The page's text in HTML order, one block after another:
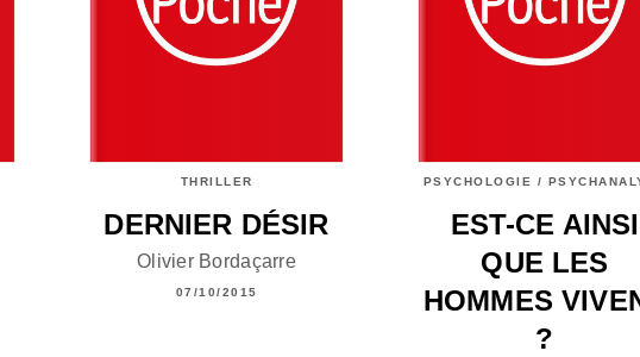
THRILLER
DERNIER DÉSIR
Olivier Bordaçarre
07/10/2015
PSYCHOLOGIE /
EST-CE AINSI
QUE LES
HOMMES
?